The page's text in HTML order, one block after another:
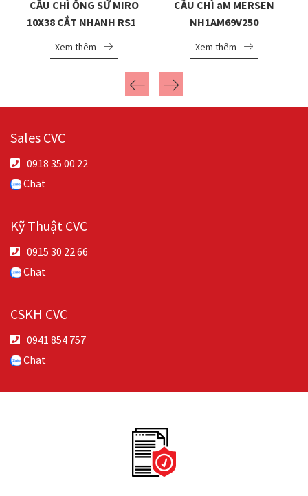
CẦU CHÌ ỐNG SỨ MIRO
10X38 CẮT NHANH RS15
20A
Xem thêm
CẦU CHÌ aM MERSEN
NH1AM69V250
Xem thêm
Sales CVC
0918 35 00 22
Chat
Kỹ Thuật CVC
0915 30 22 66
Chat
CSKH CVC
0941 854 757
Chat